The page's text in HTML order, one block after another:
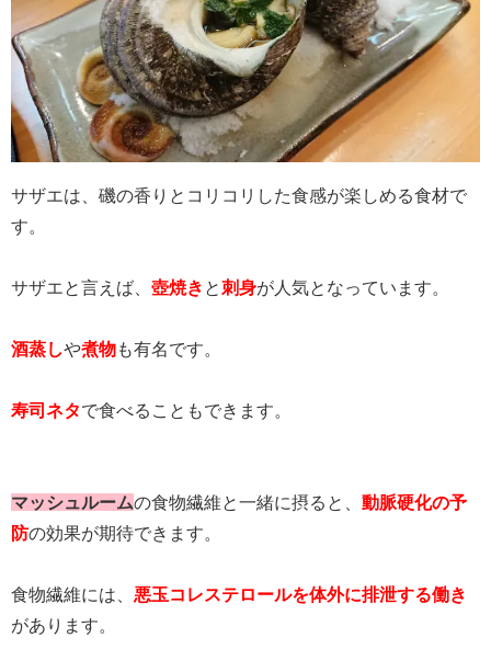
サザエは、磯の香りとコリコリした食感が楽しめる食材で
す。
サザエと言えば、 壺焼き と刺身が人気となっています。
酒蒸しや煮物も有名です。
寿司ネタで食べることもできます。
マッシュルームの食物繊維と一緒に摂ると、 動脈硬化の予
防の効果が期待できます。
食物繊維には、 悪玉コレステロールを体外に排泄する働き
があります。